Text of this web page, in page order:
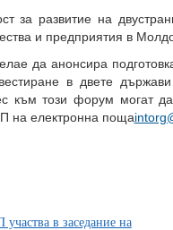
за развитие на
и предприятия в
да анонсира
в двете
към този форум могат
на електронна поща
в заседание на